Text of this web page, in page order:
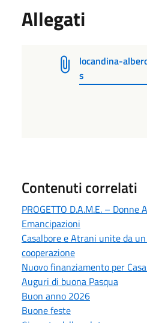
Allegati
locandina-
s
Contenuti correlati
PROGETTO D.A.M.E. –
Emancipazioni
Casalbore e Atrani unite da
cooperazione
Nuovo finanziamento per
Auguri di buona Pasqua
Buon anno 2026
Buone feste